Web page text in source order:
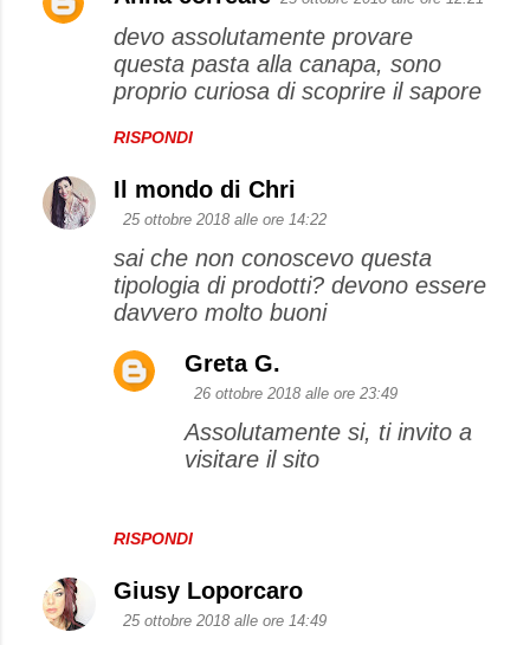
devo assolutamente provare
questa pasta alla canapa, sono
proprio curiosa di scoprire il sapore
RISPONDI
Il mondo di Chri
25 ottobre 2018 alle ore 14:22
sai che non conoscevo questa
tipologia di prodotti? devono essere
davvero molto buoni
RISPONDI
Greta G.
26 ottobre 2018 alle ore 23:49
Assolutamente si, ti invito a
visitare il sito
Giusy Loporcaro
25 ottobre 2018 alle ore 14:49